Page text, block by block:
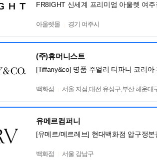
FR8IGHT 신세계 프리미엄 아울렛 여
아울렛몰 경기 여주시
(주)휴머니스트
[Tiffany&co] 명품 주얼리 티파니 코리
백화점 서울 지점,대전 유성구,부산 해운대
유메르컴퍼니
[유메르/메르레브] 현대백화점 압구정본
백화점 서울 강남구